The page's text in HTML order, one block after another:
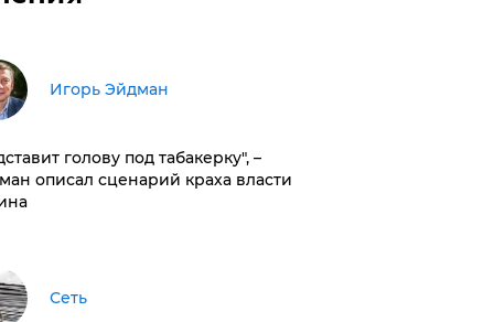
Игорь Эйдман
голову под табакерку", –
описал сценарий краха власти
Сеть